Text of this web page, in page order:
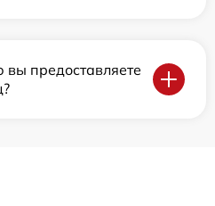
предоставляете